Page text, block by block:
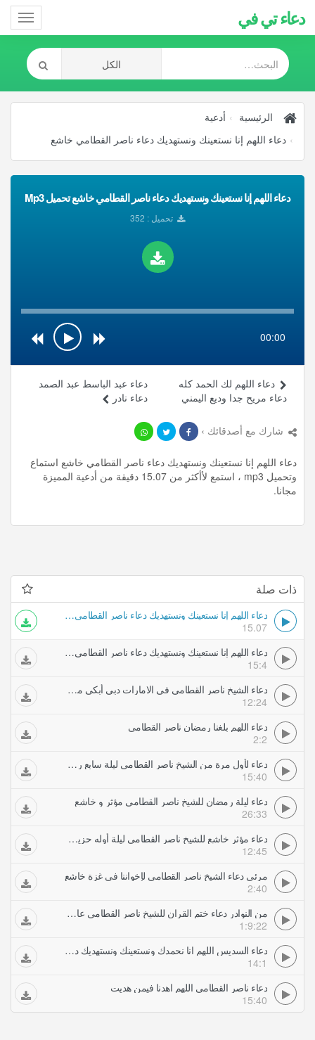
دعاء تي في
الرئيسية
أدعية
دعاء اللهم إنا نستعينك ونستهديك دعاء ناصر القطامي خاشع
دعاء اللهم إنا نستعينك ونستهديك دعاء ناصر القطامي خاشع تحميل Mp3
تحميل : 352
00:00
دعاء عبد الباسط عبد الصمد
دعاء نادر
دعاء اللهم لك الحمد كله
دعاء مريح جدا وديع اليمني
شارك مع أصدقائك ›
دعاء اللهم إنا نستعينك ونستهديك دعاء ناصر القطامي خاشع استماع
وتحميل mp3 ، استمع لأأكثر من 15.07 دقيقة من أدعية المميزة
مجانا.
ذات صلة
دعاء اللهم إنا نستعينك ونستهديك دعاء ناصر القطامي خاشع
15.07
دعاء اللهم إنا نستعينك ونستهديك دعاء ناصر القطامي خاشع
15:4
دعاء الشيخ ناصر القطامي في الامارات دبي أبكى من في المسجد خاشع جدا الليلة من رمضان
12:24
دعاء اللهم بلغنا رمضان ناصر القطامي
2:2
دعاء لأول مرة من الشيخ ناصر القطامي ليلة سابع رمضان اللهم استجب لنا يارب مونتاج ورثان الجنان
15:40
دعاء ليلة رمضان للشيخ ناصر القطامي مؤثر و خاشع
26:33
دعاء مؤثر خاشع للشيخ ناصر القطامي ليلة أوله حزين وخره مبكي لنصعد للقمة
12:45
مرئي دعاء الشيخ ناصر القطامي لإخواننا فى غزة خاشع
2:40
من النوادر دعاء ختم القران للشيخ ناصر القطامي عام كاملا خاشع جدا
1:9:22
دعاء السديس اللهم انا نحمدك ونستعينك ونستهديك دعاء خاشع و مؤثر عبد الرحمان السديس
14:1
دعاء ناصر القطامي اللهم اهدنا فيمن هديت
15:40